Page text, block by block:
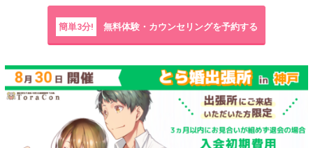
簡単3分! 無料体験・カウンセリングを予約する